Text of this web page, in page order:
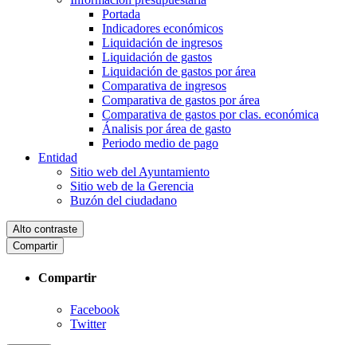
Portada
Indicadores económicos
Liquidación de ingresos
Liquidación de gastos
Liquidación de gastos por área
Comparativa de ingresos
Comparativa de gastos por área
Comparativa de gastos por clas. económica
Ánalisis por área de gasto
Periodo medio de pago
Entidad
Sitio web del Ayuntamiento
Sitio web de la Gerencia
Buzón del ciudadano
Alto contraste
Compartir
Compartir
Facebook
Twitter